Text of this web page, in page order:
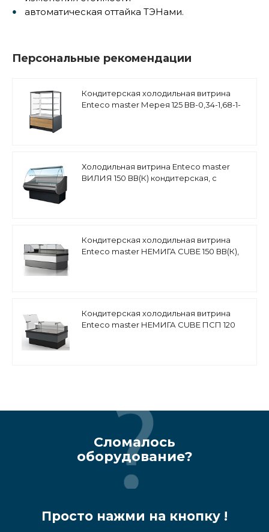
автоматическая оттайка ТЭНами.
Персональные рекомендации
Кондитерская холодильная витрина
Enteco master Мерея 125 ВВ-0,34-1,68-1-
Холодильная витрина Enteco master
ВИЛИЯ 150 ВВ(К) кондитерская, с
Кондитерская холодильная витрина
Enteco master НЕМИГА CUBE 150 ВВ(К),
Кондитерская холодильная витрина
Enteco master НЕМИГА CUBE ПСП 120
Сломалось
оборудование?
Просто нажми на кнопку !